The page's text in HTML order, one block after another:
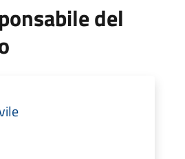
del